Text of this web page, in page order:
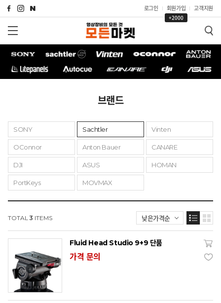
로그인 회원가입
+2000
고객지원
브랜드
SONY Sachtler Vinten
OConnor Anton Bauer CANARE
DJI ASUS HOMAN
PortKeys MOVMAX
TOTAL3 ITEMS 낮은가격순
Fluid Head Studio 9+9 단품
가격 문의